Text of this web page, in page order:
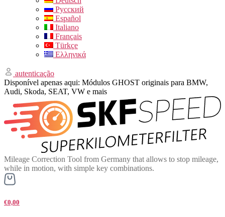
Русский
Español
Italiano
Français
Türkçe
Ελληνικά
autenticação
Disponível apenas aqui: Módulos GHOST originais para BMW,
Audi, Skoda, SEAT, VW e mais
Mileage Correction Tool from Germany that allows to stop mileage,
while in motion, with simple key combinations.
€0,00